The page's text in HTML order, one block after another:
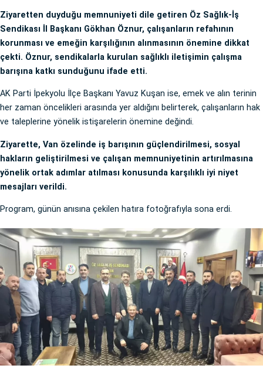
Ziyaretten duyduğu memnuniyeti dile getiren Öz Sağlık-İş
Sendikası İl Başkanı Gökhan Öznur, çalışanların refahının
korunması ve emeğin karşılığının alınmasının önemine dikkat
çekti. Öznur, sendikalarla kurulan sağlıklı iletişimin çalışma
barışına katkı sunduğunu ifade etti.
AK Parti İpekyolu İlçe Başkanı Yavuz Kuşan ise, emek ve alın terinin
her zaman öncelikleri arasında yer aldığını belirterek, çalışanların hak
ve taleplerine yönelik istişarelerin önemine değindi.
Ziyarette, Van özelinde iş barışının güçlendirilmesi, sosyal
hakların geliştirilmesi ve çalışan memnuniyetinin artırılmasına
yönelik ortak adımlar atılması konusunda karşılıklı iyi niyet
mesajları verildi.
Program, günün anısına çekilen hatıra fotoğrafıyla sona erdi.